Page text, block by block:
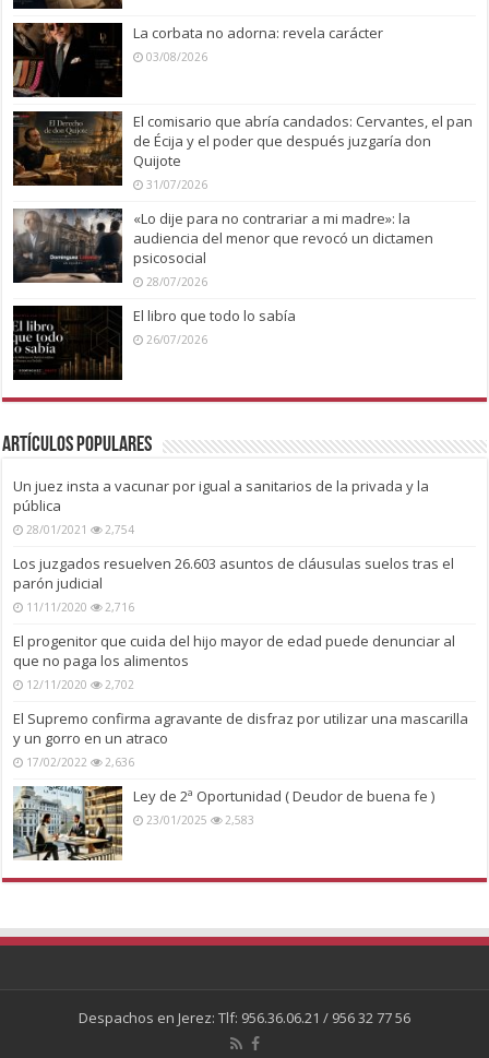
La corbata no adorna: revela carácter
03/08/2026
El comisario que abría candados: Cervantes, el pan
de Écija y el poder que después juzgaría don
Quijote
31/07/2026
«Lo dije para no contrariar a mi madre»: la
audiencia del menor que revocó un dictamen
psicosocial
28/07/2026
El libro que todo lo sabía
26/07/2026
Artículos Populares
Un juez insta a vacunar por igual a sanitarios de la privada y la
pública
28/01/2021 2,754
Los juzgados resuelven 26.603 asuntos de cláusulas suelos tras el
parón judicial
11/11/2020 2,716
El progenitor que cuida del hijo mayor de edad puede denunciar al
que no paga los alimentos
12/11/2020 2,702
El Supremo confirma agravante de disfraz por utilizar una mascarilla
y un gorro en un atraco
17/02/2022 2,636
Ley de 2ª Oportunidad ( Deudor de buena fe )
23/01/2025 2,583
Despachos en Jerez: Tlf: 956.36.06.21 / 956 32 77 56